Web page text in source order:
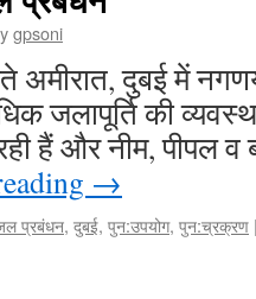
gpsoni
अमीरात, दुबई में
जलापूर्ति की
हैं और नीम, पीपल व
→
प्रबंधन, दुबई, पुन:उपयोग, पुन:च्रक्रण